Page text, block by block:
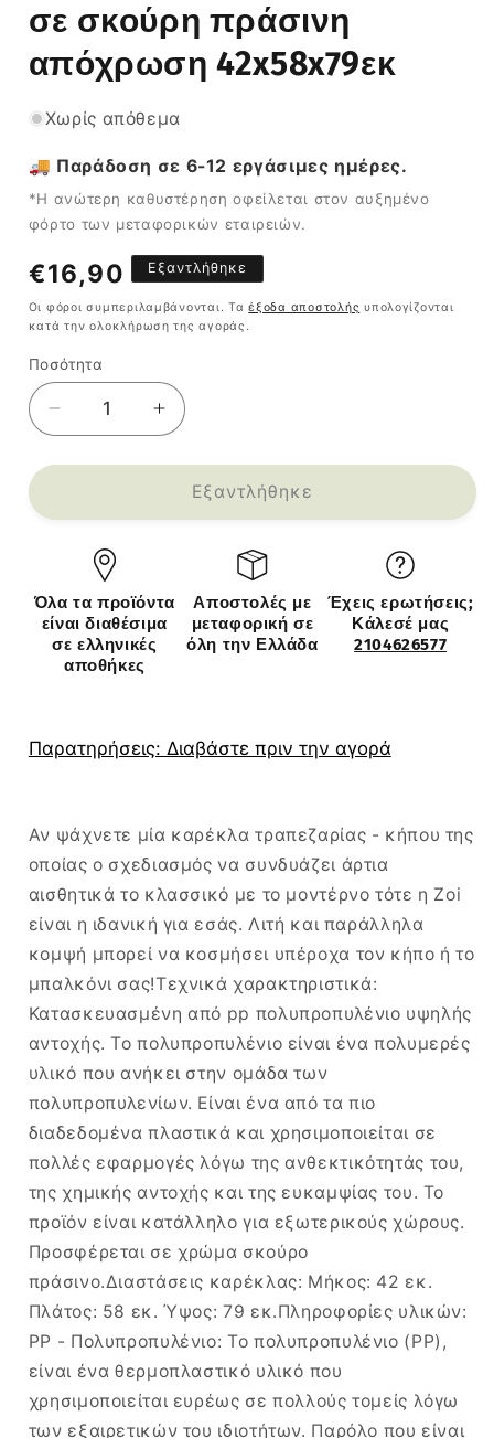
σε σκούρη πράσινη
απόχρωση 42x58x79εκ
Χωρίς απόθεμα
🚚 Παράδοση σε 6-12 εργάσιμες ημέρες.
*Η ανώτερη καθυστέρηση οφείλεται στον αυξημένο
φόρτο των μεταφορικών εταιρειών.
Κανονική
τιμή
€16,90 Εξαντλήθηκε
Οι φόροι συμπεριλαμβάνονται. Ταέξοδα αποστολής υπολογίζονται
κατά την ολοκλήρωση της αγοράς.
Ποσότητα
Ποσότητα
Μείωση
ποσότητας
για
Zoi
σκούρη
πράσινη
απόχρωση
Αύξηση
ποσότητας
για
Καρέκλα
Zoi
σκούρη
πράσινη
Εξαντλήθηκε
Όλα τα προϊόντα
είναι διαθέσιμα
σε ελληνικές
αποθήκες
Αποστολές με
μεταφορική σε
όλη την Ελλάδα
Έχεις ερωτήσεις;
Κάλεσέ μας
2104626577
Παρατηρήσεις: Διαβάστε πριν την αγορά
Αν ψάχνετε μία καρέκλα τραπεζαρίας - κήπου της
οποίας ο σχεδιασμός να συνδυάζει άρτια
αισθητικά το κλασσικό με το μοντέρνο τότε η Zoi
είναι η ιδανική για εσάς. Λιτή και παράλληλα
κομψή μπορεί να κοσμήσει υπέροχα τον κήπο ή το
μπαλκόνι σας!Τεχνικά χαρακτηριστικά:
Κατασκευασμένη από pp πολυπροπυλένιο υψηλής
αντοχής. Το πολυπροπυλένιο είναι ένα πολυμερές
υλικό που ανήκει στην ομάδα των
πολυπροπυλενίων. Είναι ένα από τα πιο
διαδεδομένα πλαστικά και χρησιμοποιείται σε
πολλές εφαρμογές λόγω της ανθεκτικότητάς του,
της χημικής αντοχής και της ευκαμψίας του. Το
προϊόν είναι κατάλληλο για εξωτερικούς χώρους.
Προσφέρεται σε χρώμα σκούρο
πράσινο.Διαστάσεις καρέκλας: Μήκος: 42 εκ.
Πλάτος: 58 εκ. Ύψος: 79 εκ.Πληροφορίες υλικών:
PP - Πολυπροπυλένιο: Το πολυπροπυλένιο (PP),
είναι ένα θερμοπλαστικό υλικό που
χρησιμοποιείται ευρέως σε πολλούς τομείς λόγω
των εξαιρετικών του ιδιοτήτων. Παρόλο που είναι